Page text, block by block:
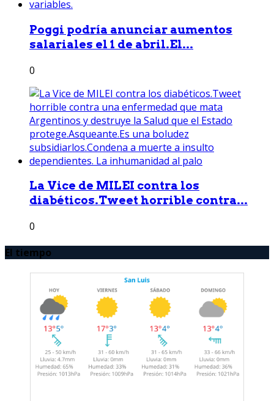
Poggi podría anunciar aumentos
salariales el 1 de abril.El...
0
La Vice de MILEI contra los
diabéticos.Tweet horrible contra...
0
El tiempo